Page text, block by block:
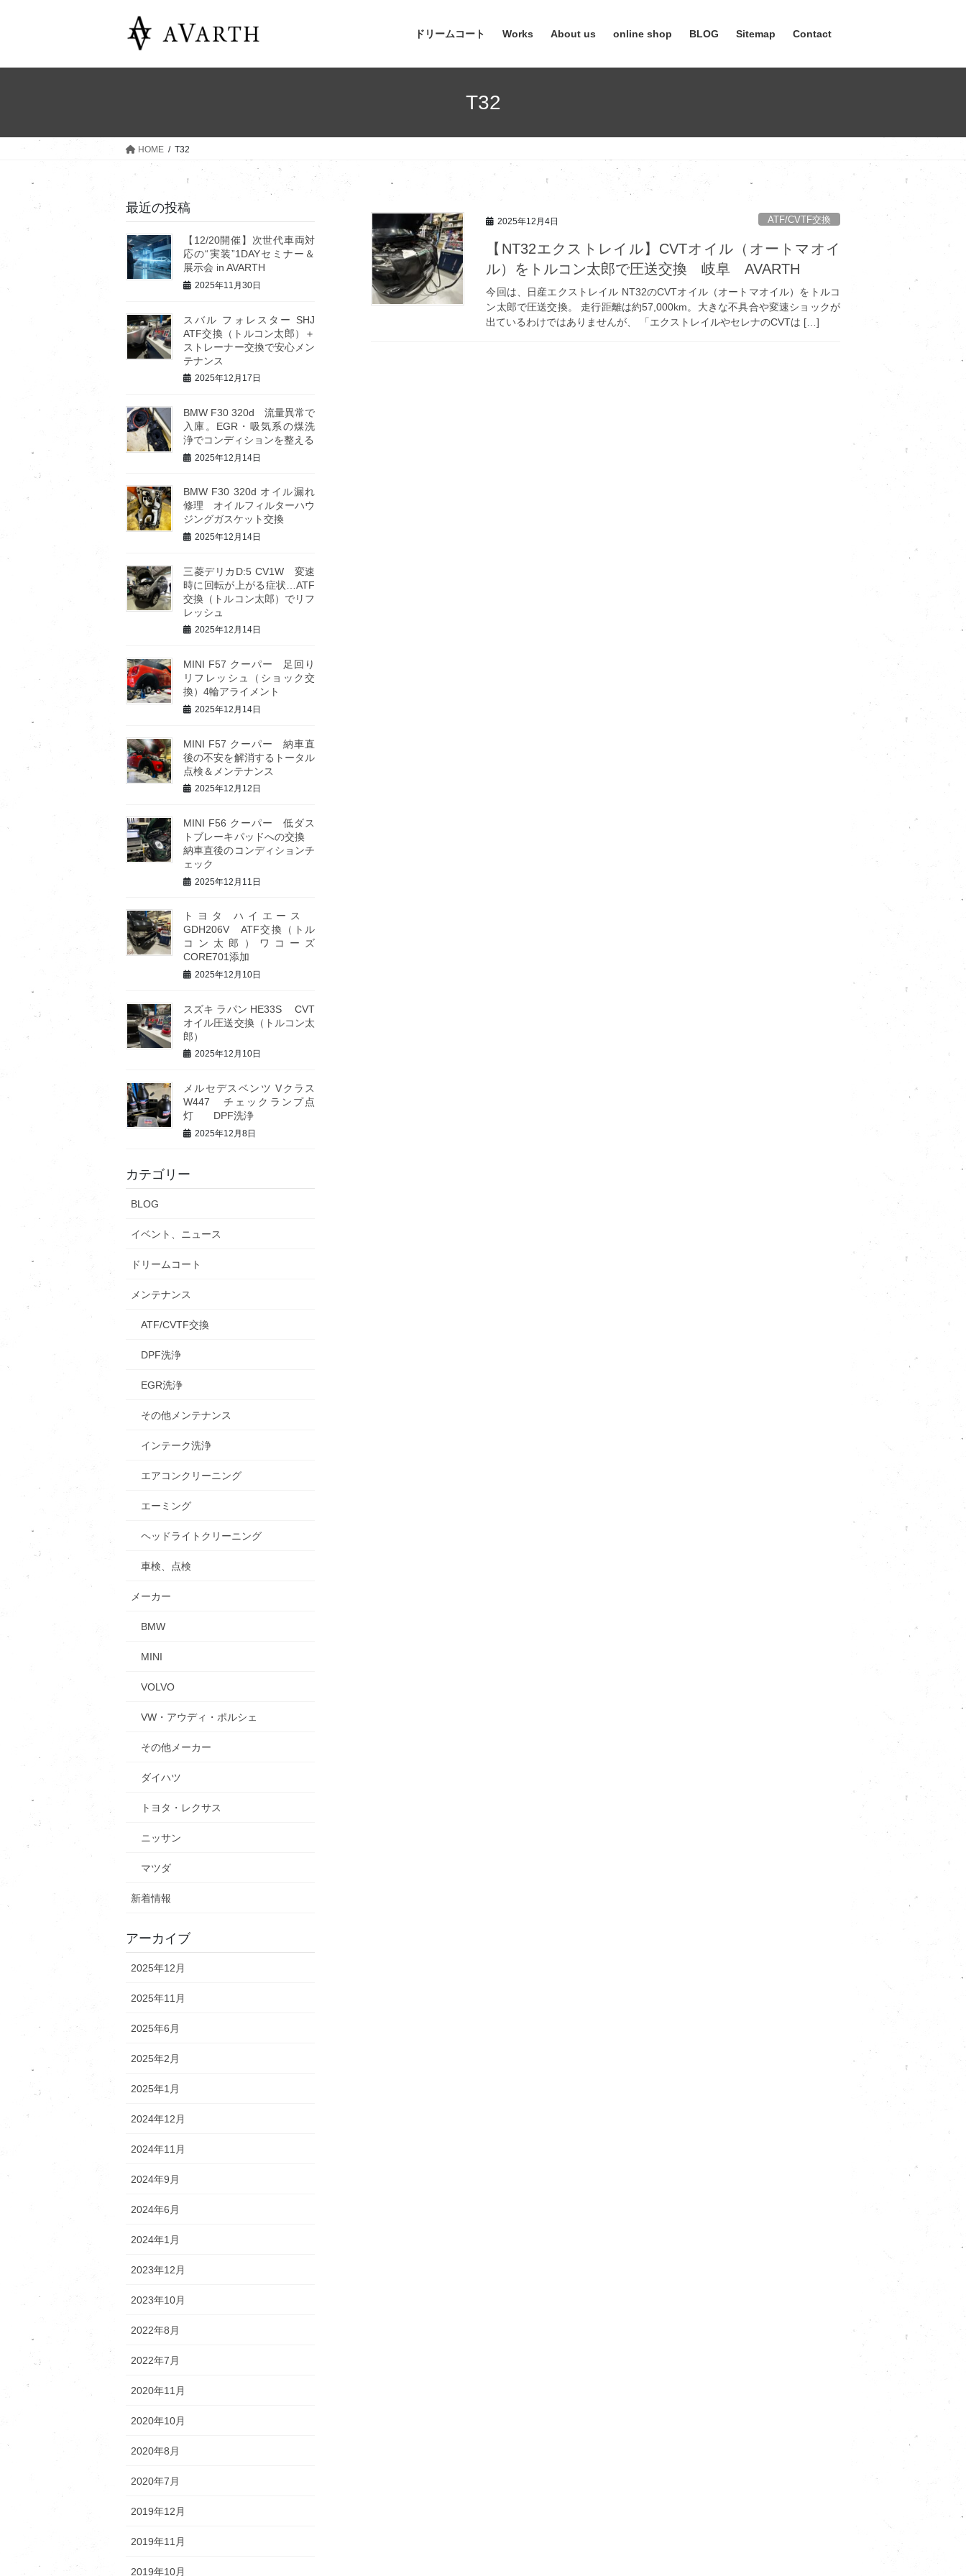
ドリームコート Works About us online shop BLOG Sitemap Contact
T32
HOME T32
2025年12月4日 ATF/CVTF交換
【NT32エクストレイル】CVTオイル（オートマオイ
ル）をトルコン太郎で圧送交換 岐阜 AVARTH
今回は、日産エクストレイル NT32のCVTオイル（オートマオイル）をトルコ
ン太郎で圧送交換。 走行距離は約57,000km。大きな不具合や変速ショックが
出ているわけではありませんが、 「エクストレイルやセレナのCVTは […]
最近の投稿
【12/20開催】次世代車両対
応の“実装”1DAYセミナー＆
展示会 in AVARTH
2025年11月30日
スバル フォレスター SHJ
ATF交換（トルコン太郎）＋
ストレーナー交換で安心メン
テナンス
2025年12月17日
BMW F30 320d 流量異常で
入庫。EGR・吸気系の煤洗
浄でコンディションを整える
2025年12月14日
BMW F30 320d オイル漏れ
修理 オイルフィルターハウ
ジングガスケット交換
2025年12月14日
三菱デリカD:5 CV1W 変速
時に回転が上がる症状…ATF
交換（トルコン太郎）でリフ
レッシュ
2025年12月14日
MINI F57 クーパー 足回り
リフレッシュ（ショック交
換）4輪アライメント
2025年12月14日
MINI F57 クーパー 納車直
後の不安を解消するトータル
点検＆メンテナンス
2025年12月12日
MINI F56 クーパー 低ダス
トブレーキパッドへの交換
納車直後のコンディションチ
ェック
2025年12月11日
トヨタ ハイエース
GDH206V ATF交換（トル
コン太郎）ワコーズ
CORE701添加
2025年12月10日
スズキ ラパン HE33S CVT
オイル圧送交換（トルコン太
郎）
2025年12月10日
メルセデスベンツ Vクラス
W447 チェックランプ点
灯 DPF洗浄
2025年12月8日
カテゴリー
BLOG
イベント、ニュース
ドリームコート
メンテナンス
ATF/CVTF交換
DPF洗浄
EGR洗浄
その他メンテナンス
インテーク洗浄
エアコンクリーニング
エーミング
ヘッドライトクリーニング
車検、点検
メーカー
BMW
MINI
VOLVO
VW・アウディ・ポルシェ
その他メーカー
ダイハツ
トヨタ・レクサス
ニッサン
マツダ
新着情報
アーカイブ
2025年12月
2025年11月
2025年6月
2025年2月
2025年1月
2024年12月
2024年11月
2024年9月
2024年6月
2024年1月
2023年12月
2023年10月
2022年8月
2022年7月
2020年11月
2020年10月
2020年8月
2020年7月
2019年12月
2019年11月
2019年10月